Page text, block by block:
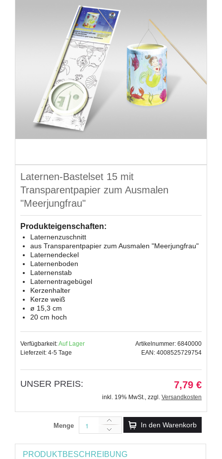
Laternen-Bastelset 15 mit
Transparentpapier zum Ausmalen
"Meerjungfrau"
Produkteigenschaften:
Laternenzuschnitt
aus Transparentpapier zum Ausmalen "Meerjungfrau"
Laternendeckel
Laternenboden
Laternenstab
Laternentragebügel
Kerzenhalter
Kerze weiß
ø 15,3 cm
20 cm hoch
Verfügbarkeit:Auf Lager
Lieferzeit: 4-5 Tage
Artikelnummer: 6840000
EAN: 4008525729754
UNSER PREIS: 7,79 €
inkl. 19% MwSt., zzgl. Versandkosten
Menge In den Warenkorb
PRODUKTBESCHREIBUNG